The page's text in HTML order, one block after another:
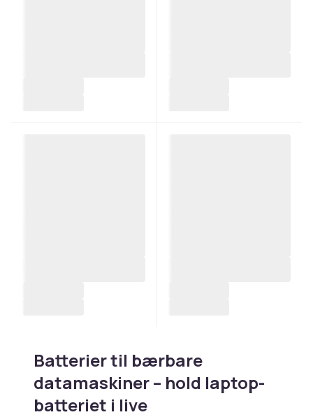
Batterier til bærbare
datamaskiner – hold laptop-
batteriet i live